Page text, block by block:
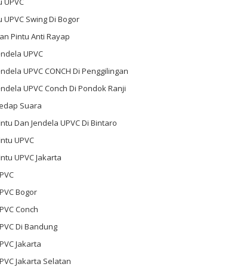
UPVC Swing Di Bogor
Pintu Anti Rayap
UPVC
UPVC CONCH Di Penggilingan
UPVC Conch Di Pondok Ranji
Suara
Dan Jendela UPVC Di Bintaro
UPVC
UPVC Jakarta
Bogor
Conch
Di Bandung
Jakarta
Jakarta Selatan